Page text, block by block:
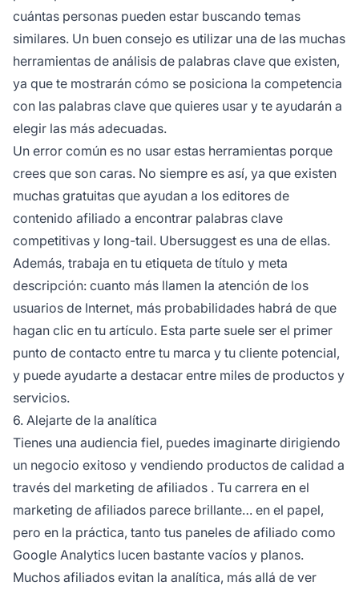
cuántas personas pueden estar buscando temas
similares. Un buen consejo es utilizar una de las muchas
herramientas de análisis de palabras clave que existen,
ya que te mostrarán cómo se posiciona la competencia
con las palabras clave que quieres usar y te ayudarán a
elegir las más adecuadas.
Un error común es no usar estas herramientas porque
crees que son caras. No siempre es así, ya que existen
muchas gratuitas que ayudan a los editores de
contenido afiliado a encontrar palabras clave
competitivas y long-tail. Ubersuggest es una de ellas.
Además, trabaja en tu etiqueta de título y meta
descripción: cuanto más llamen la atención de los
usuarios de Internet, más probabilidades habrá de que
hagan clic en tu artículo. Esta parte suele ser el primer
punto de contacto entre tu marca y tu cliente potencial,
y puede ayudarte a destacar entre miles de productos y
servicios.
6. Alejarte de la analítica
Tienes una audiencia fiel, puedes imaginarte dirigiendo
un negocio exitoso y vendiendo productos de calidad a
través del marketing de afiliados . Tu carrera en el
marketing de afiliados parece brillante… en el papel,
pero en la práctica, tanto tus paneles de afiliado como
Google Analytics lucen bastante vacíos y planos.
Muchos afiliados evitan la analítica, más allá de ver